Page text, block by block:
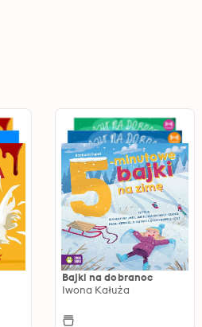
Bajki na dobranoc
Iwona Kałuża